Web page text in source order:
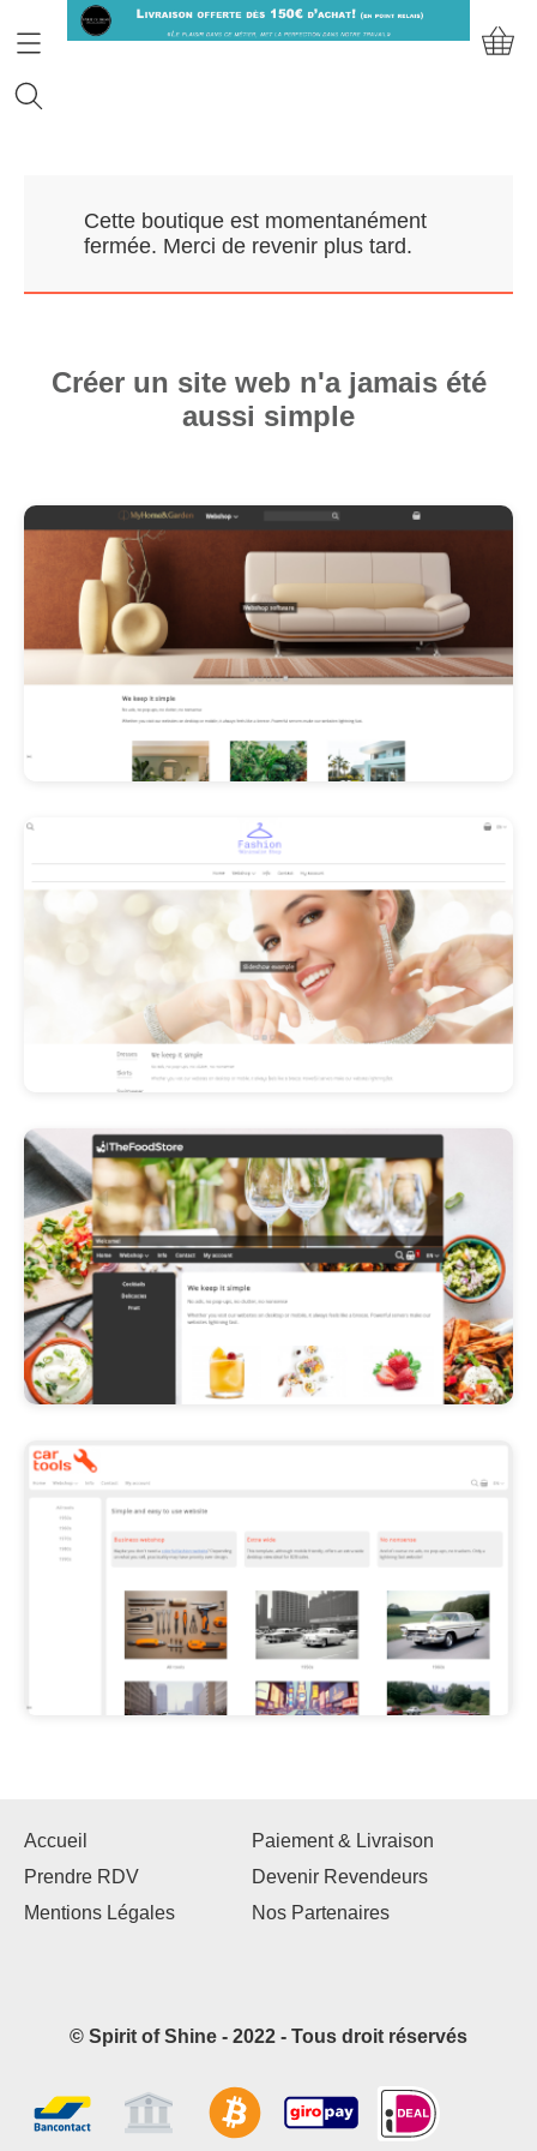
Prendre RDV
Nos Marques
Contact
E-Boutique
Les Promos!
Polishangel Belgium
Cette boutique est momentanément
fermée. Merci de revenir plus tard.
Créer un site web n'a jamais été
aussi simple
Accueil
Paiement & Livraison
Prendre RDV
Devenir Revendeurs
Mentions Légales
Nos Partenaires
© Spirit of Shine - 2022 - Tous droit réservés